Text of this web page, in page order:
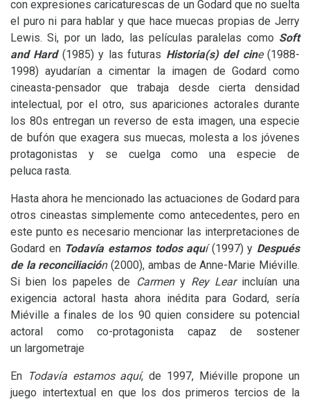
con expresiones caricaturescas de un Godard que no suelta
el puro ni para hablar y que hace muecas propias de Jerry
Lewis. Si, por un lado, las películas paralelas como Soft
and Hard(1985) y las futuras Historia(s) del cine(1988-
1998) ayudarían a cimentar la imagen de Godard como
cineasta-pensador que trabaja desde cierta densidad
intelectual, por el otro, sus apariciones actorales durante
los 80s entregan un reverso de esta imagen, una especie
de bufón que exagera sus muecas, molesta a los jóvenes
protagonistas y se cuelga como una especie de
peluca rasta.
Hasta ahora he mencionado las actuaciones de Godard para
otros cineastas simplemente como antecedentes, pero en
este punto es necesario mencionar las interpretaciones de
Godard en Todavía estamos todos aquí(1997) y Después
de la reconciliación(2000), ambas de Anne-Marie Miéville.
Si bien los papeles de
Carmen y Rey Lear incluían una
exigencia actoral hasta ahora inédita para Godard, sería
Miéville a finales de los 90 quien considere su potencial
actoral como co-protagonista capaz de sostener
un largometraje
En Todavía estamos aquí, de 1997, Miéville propone un
juego intertextual en que los dos primeros tercios de la